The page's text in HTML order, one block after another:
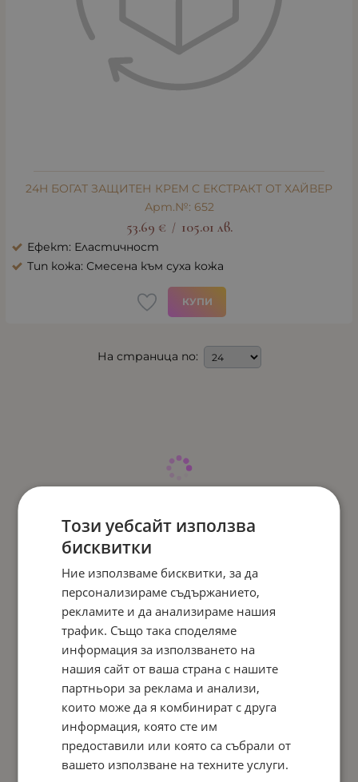
24H БОГАТ ЗАЩИТЕН КРЕМ С ЕКСТРАКТ ОТ ХАЙВЕР
Арт.№: 652
53.69 € / 105.01 лв.
Ефект: Еластичност
Тип кожа: Смесена към суха кожа
КУПИ
На страница по:
Този уебсайт използва
бисквитки
Ние използваме бисквитки, за да
персонализираме съдържанието,
рекламите и да анализираме нашия
трафик. Също така споделяме
информация за използването на
нашия сайт от ваша страна с нашите
партньори за реклама и анализи,
които може да я комбинират с друга
информация, която сте им
предоставили или която са събрали от
вашето използване на техните услуги.